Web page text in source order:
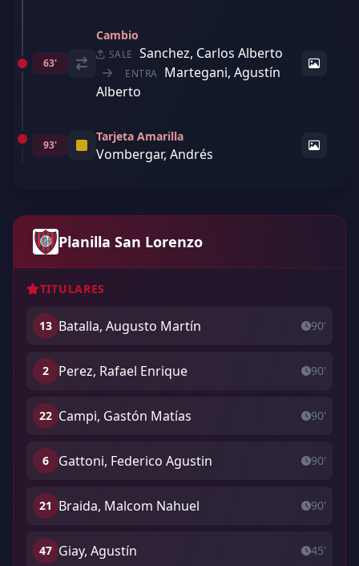
63'
Cambio
SALE Sanchez, Carlos Alberto
ENTRA Martegani, Agustín
Alberto
93'
Tarjeta Amarilla
Vombergar, Andrés
Planilla San Lorenzo
TITULARES
13 Batalla, Augusto Martín 90'
2 Perez, Rafael Enrique 90'
22 Campi, Gastón Matías 90'
6 Gattoni, Federico Agustin 90'
21 Braida, Malcom Nahuel 90'
47 Giay, Agustín 45'